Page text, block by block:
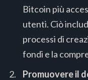
Bitcoin più
utenti. Ciò
processi di
fondi e la
Promuovere il